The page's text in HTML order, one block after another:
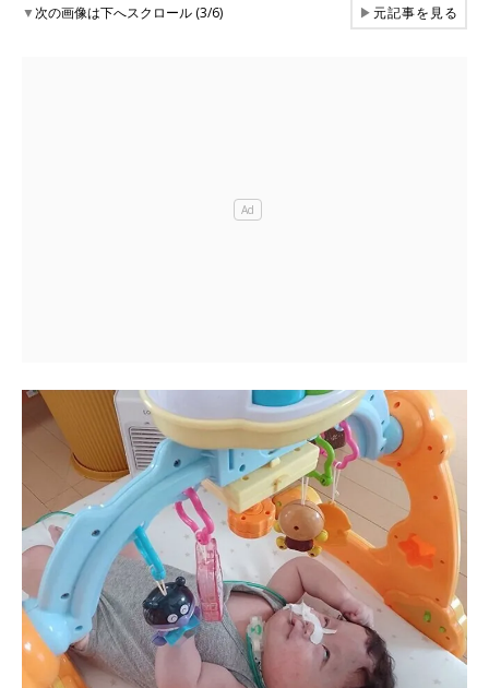
▼次の画像は下へスクロール (3/6) ▶元記事を見る